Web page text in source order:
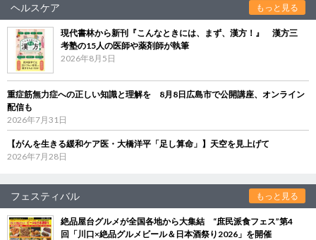
ヘルスケア もっと見る
現代書林から新刊『こんなときには、まず、漢方！』 漢方三
考塾の15人の医師や薬剤師が執筆
2026年8月5日
重症筋無力症への正しい知識と理解を 8月8日広島市で公開講座、オンライン
配信も
2026年7月31日
【がんを生きる緩和ケア医・大橋洋平「足し算命」】天空を見上げて
2026年7月28日
フェスティバル もっと見る
絶品屋台グルメが全国各地から大集結 “庶民派食フェス”第4
回「川口×絶品グルメビール＆日本酒祭り2026」を開催